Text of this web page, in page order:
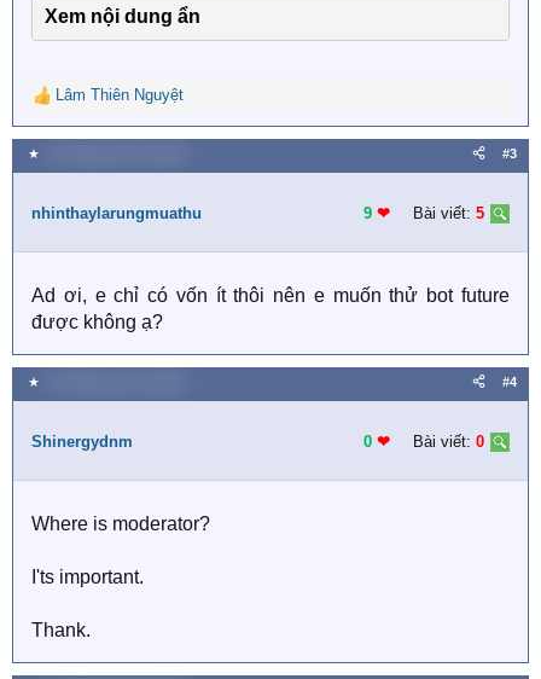
Xem nội dung ẩn
R
e
a
c
i
n
:
Lâm Thiên Nguyệt
★ #3
nhinthaylarungmuathu 9 ❤︎ Bài viết: 5
Ad ơi, e chỉ có vốn ít thôi nên e muốn thử bot future
được không ạ?
★ #4
Shinergydnm 0 ❤︎ Bài viết: 0
Where is moderator?
I'ts important.
Thank.